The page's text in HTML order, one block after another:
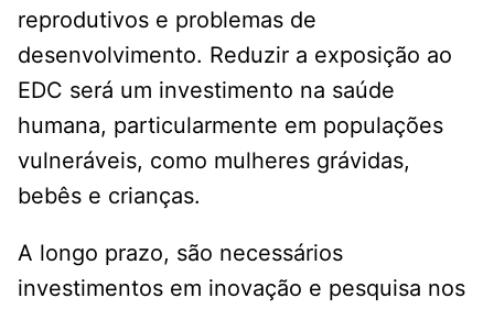
reprodutivos e problemas de
desenvolvimento. Reduzir a exposição ao
EDC será um investimento na saúde
humana, particularmente em populações
vulneráveis, como mulheres grávidas,
bebês e crianças.
A longo prazo, são necessários
investimentos em inovação e pesquisa nos